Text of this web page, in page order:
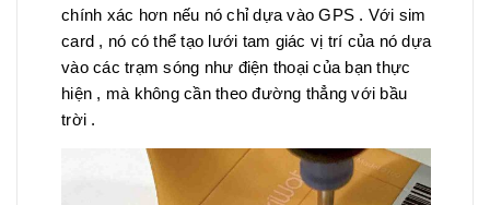
chính xác hơn nếu nó chỉ dựa vào GPS . Với sim
card , nó có thể tạo lưới tam giác vị trí của nó dựa
vào các trạm sóng như điện thoại của bạn thực
hiện , mà không cần theo đường thẳng với bầu
trời .